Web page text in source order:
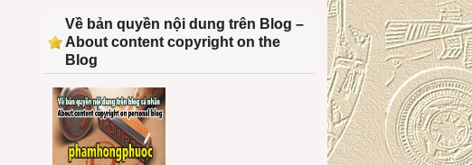
Về bản quyền nội dung trên Blog –
About content copyright on the
Blog